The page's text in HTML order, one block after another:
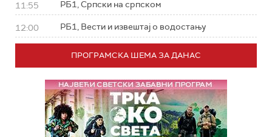
11:55 РБ1, Српски на српском
12:00 РБ1, Вести и извештај о водостању
ПРОГРАМСКА ШЕМА ЗА ДАНАС